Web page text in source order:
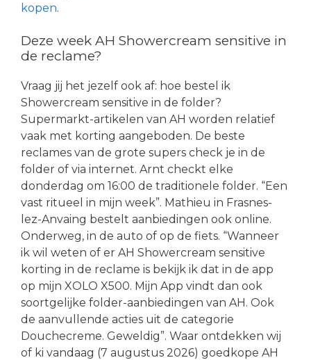
kopen.
Deze week AH Showercream sensitive in
de reclame?
Vraag jij het jezelf ook af: hoe bestel ik
Showercream sensitive in de folder?
Supermarkt-artikelen van AH worden relatief
vaak met korting aangeboden. De beste
reclames van de grote supers check je in de
folder of via internet. Arnt checkt elke
donderdag om 16:00 de traditionele folder. “Een
vast ritueel in mijn week”. Mathieu in Frasnes-
lez-Anvaing bestelt aanbiedingen ook online.
Onderweg, in de auto of op de fiets. “Wanneer
ik wil weten of er AH Showercream sensitive
korting in de reclame is bekijk ik dat in de app
op mijn XOLO X500. Mijn App vindt dan ook
soortgelijke folder-aanbiedingen van AH. Ook
de aanvullende acties uit de categorie
Douchecreme. Geweldig”. Waar ontdekken wij
of ki vandaag (7 augustus 2026) goedkope AH